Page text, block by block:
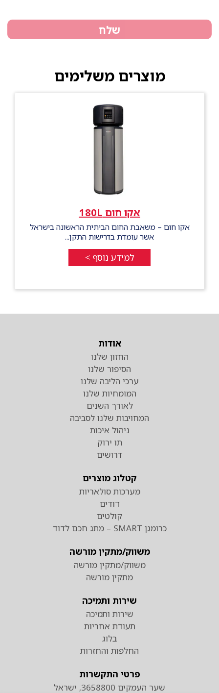
שלח
מוצרים משלימים
אקו חום 180L
אקו חום – משאבת החום הביתית הראשונה בישראל
אשר עומדת בדרישות התקן...
למידע נוסף >
אודות
החזון שלנו
הסיפור שלנו
ערכי הליבה שלנו
המומחיות שלנו
לאורך השנים
המחויבות שלנו לסביבה
ניהול איכות
תו ירוק
דרושים
קטלוג מוצרים
מערכות סולאריות
דודים
קולטים
כרומגן SMART – מתג חכם לדוד
משווק/מתקין מורשה
משווק/מתקין מורשה
מתקין מורשה
שירות ותמיכה
שירות ותמיכה
תעודת אחריות
בלוג
החלפות והחזרות
פרטי התקשרות
שער העמקים 3658800, ישראל